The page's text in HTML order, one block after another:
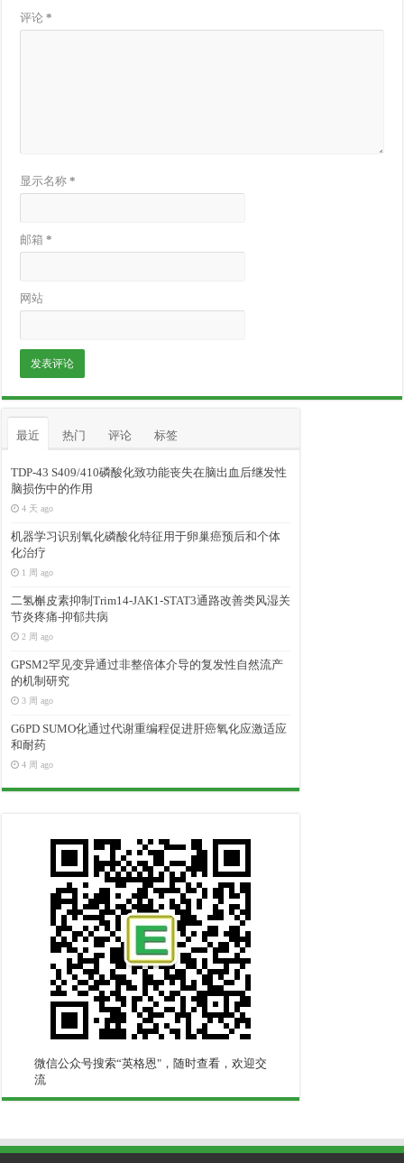
评论*
显示名称*
邮箱*
网站
最近 热门 评论 标签
TDP-43 S409/410磷酸化致功能丧失在脑出血后继发性
脑损伤中的作用
4 天 ago
机器学习识别氧化磷酸化特征用于卵巢癌预后和个体
化治疗
1 周 ago
二氢槲皮素抑制Trim14-JAK1-STAT3通路改善类风湿关
节炎疼痛-抑郁共病
2 周 ago
GPSM2罕见变异通过非整倍体介导的复发性自然流产
的机制研究
3 周 ago
G6PD SUMO化通过代谢重编程促进肝癌氧化应激适应
和耐药
4 周 ago
微信公众号搜索“英格恩"，随时查看，欢迎交
流